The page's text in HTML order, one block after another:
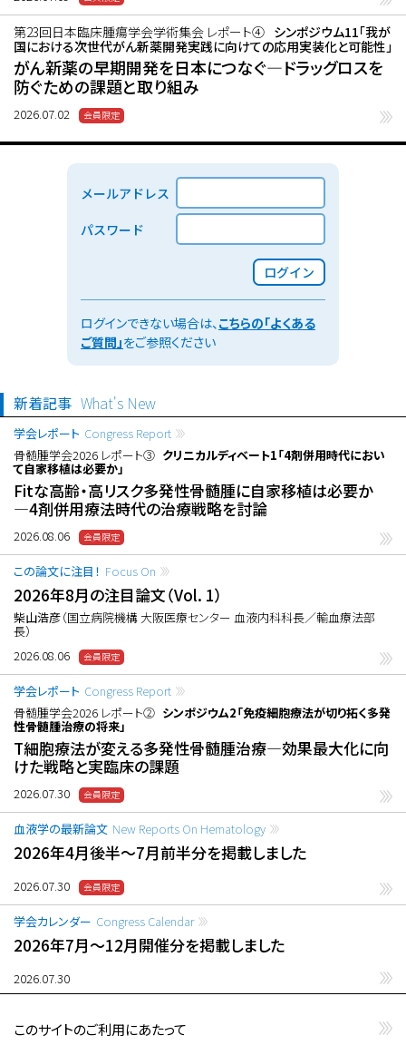
第23回日本臨床腫瘍学会学術集会 レポート④ シンポジウム11「我が
国における次世代がん新薬開発実践に向けての応用実装化と可能性」
がん新薬の早期開発を日本につなぐ―ドラッグロスを
防ぐための課題と取り組み
2026.07.02
メールアドレス
パスワード
ログイン
ログインできない場合は、こちらの「よくある
ご質問」をご参照ください
新着記事 What's New
学会レポート Congress Report
骨髄腫学会2026 レポート③ クリニカルディベート1「4剤併用時代におい
て自家移植は必要か」
Fitな高齢・高リスク多発性骨髄腫に自家移植は必要か
―4剤併用療法時代の治療戦略を討論
2026.08.06
この論文に注目！ Focus On
2026年8月の注目論文（Vol. 1）
柴山浩彦（国立病院機構 大阪医療センター 血液内科科長／輸血療法部
長）
2026.08.06
学会レポート Congress Report
骨髄腫学会2026 レポート② シンポジウム2「免疫細胞療法が切り拓く多発
性骨髄腫治療の将来」
T細胞療法が変える多発性骨髄腫治療―効果最大化に向
けた戦略と実臨床の課題
2026.07.30
血液学の最新論文 New Reports On Hematology
2026年4月後半〜7月前半分を掲載しました
2026.07.30
学会カレンダー Congress Calendar
2026年7月〜12月開催分を掲載しました
2026.07.30
このサイトのご利用にあたって